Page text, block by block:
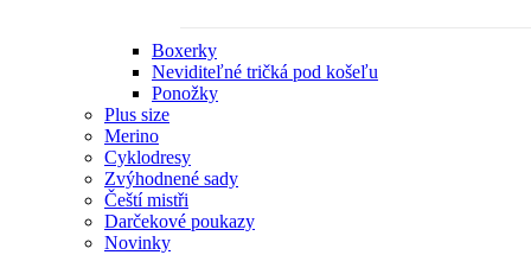
Boxerky
Neviditeľné tričká pod košeľu
Ponožky
Plus size
Merino
Cyklodresy
Zvýhodnené sady
Čeští mistři
Darčekové poukazy
Novinky